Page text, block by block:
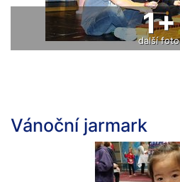
1+
další foto
Vánoční jarmark